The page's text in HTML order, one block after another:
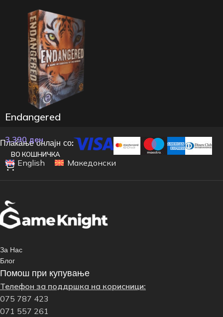
Endangered
3.390 ден
ВО КОШНИЧКА
Плаќање онлајн со:
English
Македонски
За Нас
Блог
Помош при купување
Телефон за поддршка на корисници:
075 787 423
071 557 261